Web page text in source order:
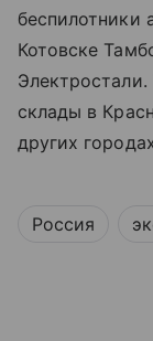
беспилотники
Котовске
склады в
других
Россия